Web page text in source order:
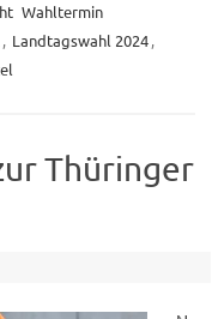
Wahltermin
, Landtagswahl 2024,
Thüringer